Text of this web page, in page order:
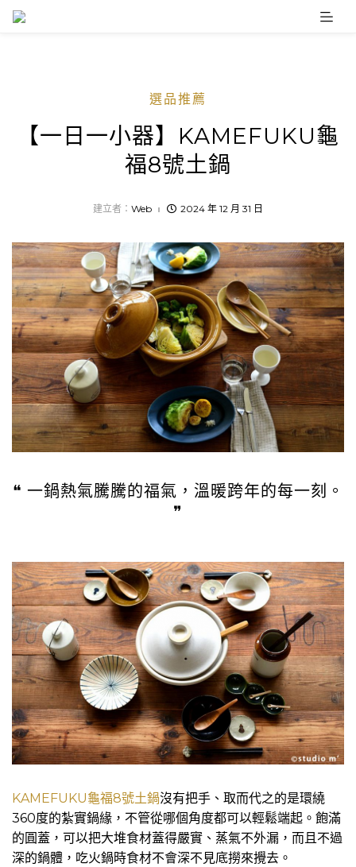
Skip
選品推薦
【一日一小器】KAMEFUKU龜
福8號土鍋
建立者： Web 2024 年 12 月 31 日
❝ 一鍋熱氣騰騰的福氣，溫暖跨年的每一刻。
❞
KAMEFUKU龜福8號土鍋沒有把手、取而代之的是環繞
360度的紮實鍋緣，不管從哪個角度都可以輕鬆端起。飽滿
的圓蓋，可以把大堆食材蓋得嚴實、蒸氣不外漏，而且不過
深的鍋體，吃火鍋時食材不會深不見底撈來攪去。